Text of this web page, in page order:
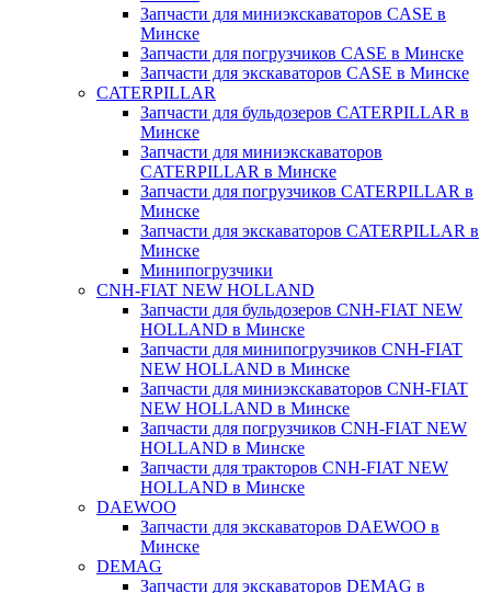
Запчасти для миниэкскаваторов CASE в
Минске
Запчасти для погрузчиков CASE в Минске
Запчасти для экскаваторов CASE в Минске
CATERPILLAR
Запчасти для бульдозеров CATERPILLAR в
Минске
Запчасти для миниэкскаваторов
CATERPILLAR в Минске
Запчасти для погрузчиков CATERPILLAR в
Минске
Запчасти для экскаваторов CATERPILLAR в
Минскe
Минипогрузчики
CNH-FIAT NEW HOLLAND
Запчасти для бульдозеров CNH-FIAT NEW
HOLLAND в Минске
Запчасти для минипогрузчиков CNH-FIAT
NEW HOLLAND в Минске
Запчасти для миниэкскаваторов CNH-FIAT
NEW HOLLAND в Минске
Запчасти для погрузчиков CNH-FIAT NEW
HOLLAND в Минске
Запчасти для тракторов CNH-FIAT NEW
HOLLAND в Минске
DAEWOO
Запчасти для экскаваторов DAEWOO в
Минске
DEMAG
Запчасти для экскаваторов DEMAG в